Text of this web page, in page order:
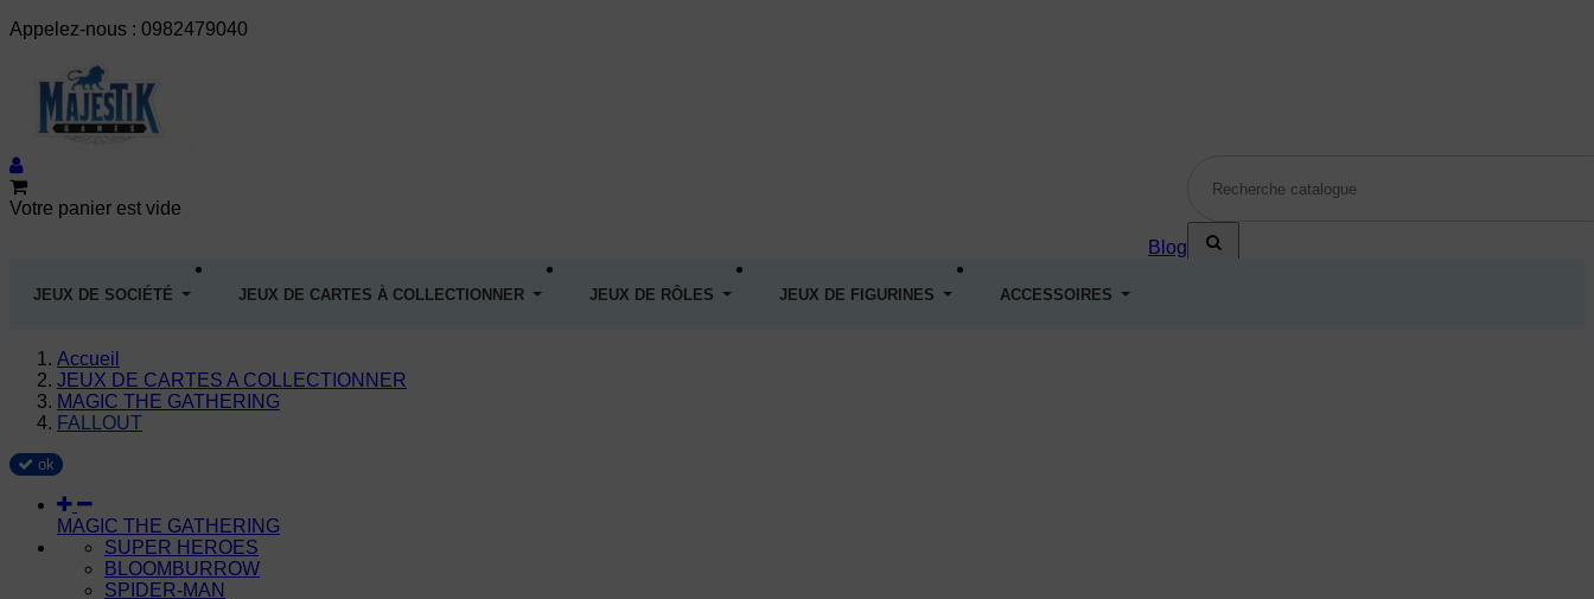
Appelez-nous : 0982479040
Votre panier est vide
Blog
JEUX DE SOCIÉTÉ JEUX DE CARTES À COLLECTIONNER JEUX DE RÔLES JEUX DE FIGURINES ACCESSOIRES
Accueil
JEUX DE CARTES A COLLECTIONNER
MAGIC THE GATHERING
FALLOUT
ok
MAGIC THE GATHERING
SUPER HEROES
BLOOMBURROW
SPIDER-MAN